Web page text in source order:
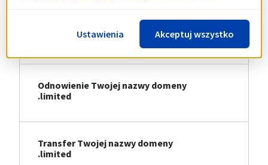
Odnowienie Twojej nazwy domeny
.limited
Transfer Twojej nazwy domeny
.limited
Ustawienia Akceptuj wszystko